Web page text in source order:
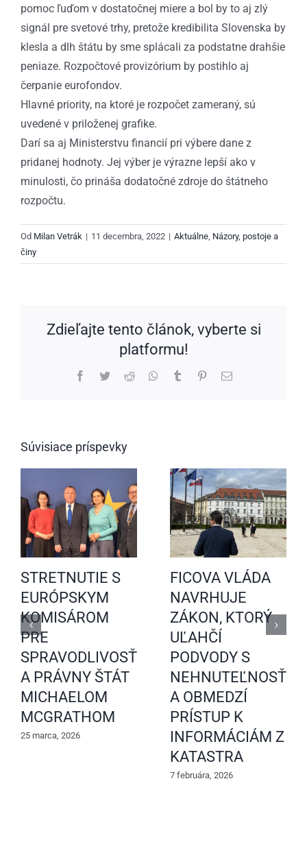
pomoc ľuďom v dostatočnej miere a bol by to aj zlý
signál pre svetové trhy, pretože kredibilita Slovenska by
klesla a dlh štátu by sme splácali za podstatne drahšie
peniaze. Rozpočtové provizórium by postihlo aj
čerpanie eurofondov.
Hlavné priority, na ktoré je rozpočet zameraný, sú
uvedené v priloženej grafike.
Darí sa aj Ministerstvu financií pri výbere dane z
pridanej hodnoty. Jej výber je výrazne lepší ako v
minulosti, čo prináša dodatočné zdroje do štátneho
rozpočtu.
Od Milan Vetrák | 11 decembra, 2022 | Aktuálne, Názory, postoje a
činy
Zdieľajte tento článok, vyberte si
platformu!
Facebook
TwitterReddit WhatsApp
Tumblr PinterestEmail
Súvisiace príspevky
STRETNUTIE S
EURÓPSKYM
KOMISÁROM
PRE
SPRAVODLIVOSŤ
A PRÁVNY ŠTÁT
MICHAELOM
MCGRATHOM
25 marca, 2026
FICOVA VLÁDA
NAVRHUJE
ZÁKON, KTORÝ
UĽAHČÍ
PODVODY S
A OBMEDZÍ
PRÍSTUP K
INFORMÁCIÁM Z
KATASTRA
7 februára, 2026